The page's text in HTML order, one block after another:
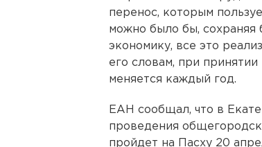
перенос, которым
можно было бы, сохраняя
экономику, все это
его словам, при
меняется каждый год.
ЕАН сообщал, что в
проведения
пройдет на Пасху 20